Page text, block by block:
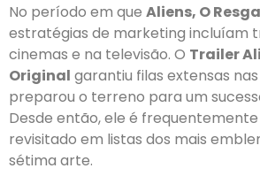
No período em que Aliens, O
estratégias de marketing incluíam
cinemas e na televisão. O Trailer
Original garantiu filas extensas
preparou o terreno para um
Desde então, ele é
revisitado em listas dos mais
sétima arte.